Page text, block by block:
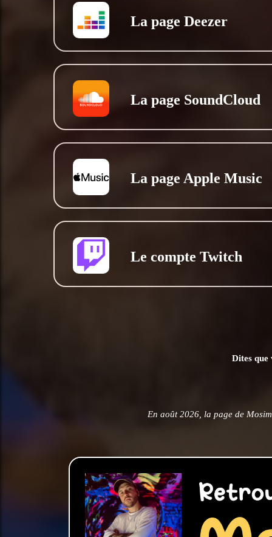
La page Deezer
La page SoundCloud
La page Apple Music
Le compte Twitch
Dites que
En août 2026, la page de